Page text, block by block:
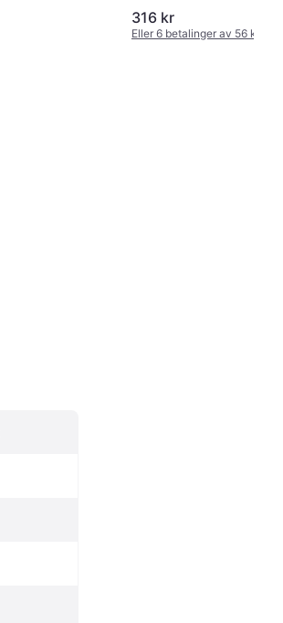
316 kr
Eller 6 betalinger av 56 kr